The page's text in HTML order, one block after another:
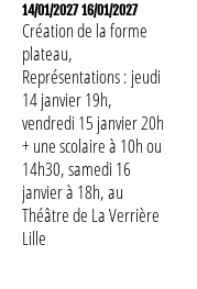
14/01/2027 16/01/2027
Création de la forme
plateau,
Représentations : jeudi
14 janvier 19h,
vendredi 15 janvier 20h
+ une scolaire à 10h ou
14h30, samedi 16
janvier à 18h, au
Théâtre de La Verrière
Lille